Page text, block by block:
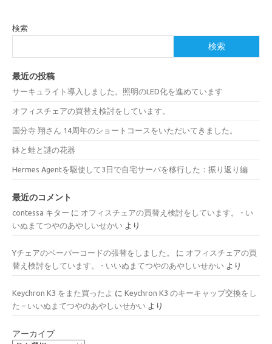
検索
検索
最近の投稿
サーキュライト導入しました。照明のLED化を進めています
オフィスチェアの買替え検討をしています。
国分寺 翔さん 14周年のショートコースをいただいてきました。
鉢と蛙と謎の花器
Hermes Agentを駆使して3日で自宅サーバを移行した：振り返り編
最近のコメント
contessa キター に オフィスチェアの買替え検討をしています。 - い
いぬまてつやのあやしいせかい より
Yチェアのペーパーコードの張替をしました。 に オフィスチェアの買
替え検討をしています。 - いいぬまてつやのあやしいせかい より
Keychron K3 をまた買ったよ に Keychron K3 のキーキャップ交換をし
た – いいぬまてつやのあやしいせかい より
アーカイブ